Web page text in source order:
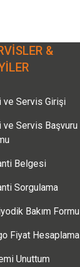
&
ve Servis Girişi
ve Servis Başvuru
Belgesi
Sorgulama
Bakım Formu
Fiyat Hesaplama
Unuttum